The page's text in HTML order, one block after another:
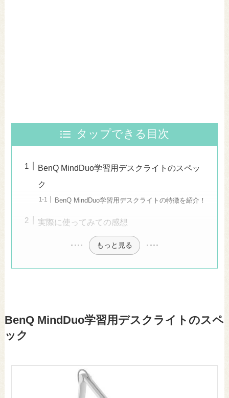
タップできる目次
BenQ MindDuo学習用デスクライトのスペッ
ク
BenQ MindDuo学習用デスクライトの特徴を紹介！
実際に使ってみての感想
もっと見る
BenQ MindDuo学習用デスクライトのスペ
ック